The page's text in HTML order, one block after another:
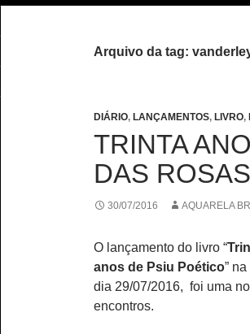
Arquivo da tag:
DIÁRIO, LANÇAMENTOS, LIVRO,
TRINTA
DAS ROSAS
30/07/2016 AQUARELA
O lançamento do livro “
anos de Psiu Poético”
dia 29/07/2016, foi uma
encontros.